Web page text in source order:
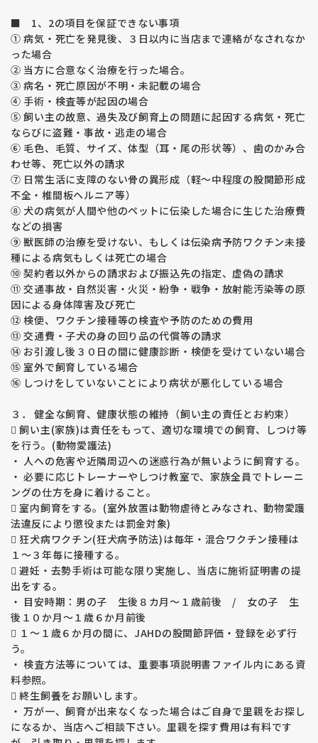
■ 1、2の項目を保証できない事項
① 病気・死亡を発見後、３日以内に当店まで連絡がなされなか
った場合
② 当方に合意なく治療を行った場合。
③ 病名・死亡原因が不明・未記載の場合
④ 手術・検査等が起因の場合
⑤ 飼い主の故意、過失及び飼育上の問題に起因する病気・死亡
ならびに盗難・事故・逃走の場合
⑥ 毛色、毛質、サイズ、体型（耳・尾の形状等）、歯のかみ合
わせ等、死亡以外の請求
⑦ 日常生活に支障のない骨の異形成（軽～中程度の股関節形成
不全・椎間板ヘルニア等）
⑧ 犬の病気が人間や他のペットに伝染した場合に生じた治療費
などの損害
⑨ 獣医師の治療を受けない、もしくは伝染病予防ワクチン未接
種による病気もしくは死亡の場合
⑩ 契約者以外からの請求および振込先の指定、虚偽の請求
⑪ 交通事故・自然災害・火災・紛争・戦争・放射能汚染等の原
因による身体障害及び死亡
⑫ 検便、ワクチン接種等の検査や予防のための費用
⑬ 交通費・子犬の身の回り品の代償等の請求
⑭ お引渡し後３０日の間に健康診断・検便を受けていない場合
⑮ 室外で飼育している場合
⑯ しつけをしていないことにより病状が悪化している場合
３． 健全な飼育、健康状態の維持（飼い主の責任とお約束）
 飼い主(家族)は責任をもって、適切な環境での飼育、しつけ等
を行う。(動物愛護法)
・ 人への危害や近隣周辺への迷惑行為が無いように飼育する。
・ 必要に応じトレーナーやしつけ教室で、家族全員でトレーニ
ングの仕方を身に着けること。
 室内飼育をする。(室外放置は動物虐待とみなされ、動物愛護
法違反により懲役または罰金対象)
 狂犬病ワクチン(狂犬病予防法)は毎年・混合ワクチン接種は
１～３年毎に接種する。
 避妊・去勢手術は可能な限り実施し、当店に施術証明書の提
出をする。
・ 目安時期：男の子 生後８カ月～１歳前後 / 女の子 生
後１０か月～１歳６か月前後
 １～１歳６か月の間に、JAHDの股関節評価・登録を必ず行
う。
・ 検査方法等については、重要事項説明書ファイル内にある資
料参照。
 終生飼養をお願いします。
・ 万が一、飼育が出来なくなった場合はご自身で里親をお探し
になるか、当店へご相談下さい。里親を探す費用は有料です